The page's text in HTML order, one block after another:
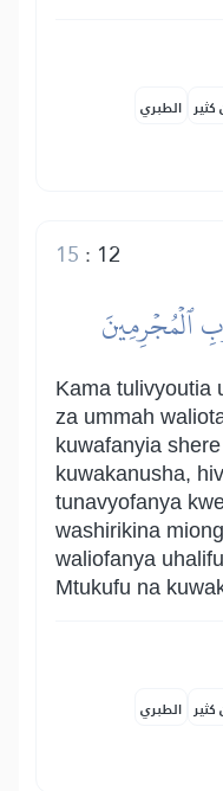
كثير الطبري
12
:
15
ٱلۡمُجۡرِمِينَ
Kama tulivyoutia
za ummah
kuwafanyia
kuwakanusha,
tunavyofanya
washirikina
waliofanya
Mtukufu na
كثير الطبري